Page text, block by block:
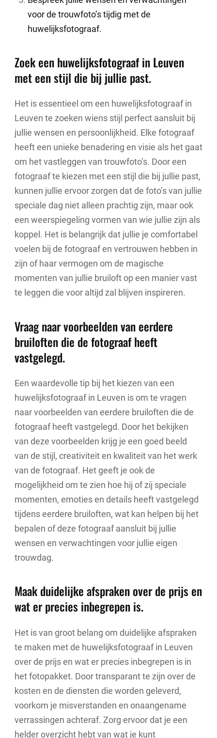
voor de trouwfoto’s tijdig met de
huwelijksfotograaf.
Zoek een huwelijksfotograaf in Leuven
met een stijl die bij jullie past.
Het is essentieel om een huwelijksfotograaf in
Leuven te zoeken wiens stijl perfect aansluit bij
jullie wensen en persoonlijkheid. Elke fotograaf
heeft een unieke benadering en visie als het gaat
om het vastleggen van trouwfoto’s. Door een
fotograaf te kiezen met een stijl die bij jullie past,
kunnen jullie ervoor zorgen dat de foto’s van jullie
speciale dag niet alleen prachtig zijn, maar ook
een weerspiegeling vormen van wie jullie zijn als
koppel. Het is belangrijk dat jullie je comfortabel
voelen bij de fotograaf en vertrouwen hebben in
zijn of haar vermogen om de magische
momenten van jullie bruiloft op een manier vast
te leggen die voor altijd zal blijven inspireren.
Vraag naar voorbeelden van eerdere
bruiloften die de fotograaf heeft
vastgelegd.
Een waardevolle tip bij het kiezen van een
huwelijksfotograaf in Leuven is om te vragen
naar voorbeelden van eerdere bruiloften die de
fotograaf heeft vastgelegd. Door het bekijken
van deze voorbeelden krijg je een goed beeld
van de stijl, creativiteit en kwaliteit van het werk
van de fotograaf. Het geeft je ook de
mogelijkheid om te zien hoe hij of zij speciale
momenten, emoties en details heeft vastgelegd
tijdens eerdere bruiloften, wat kan helpen bij het
bepalen of deze fotograaf aansluit bij jullie
wensen en verwachtingen voor jullie eigen
trouwdag.
Maak duidelijke afspraken over de prijs en
wat er precies inbegrepen is.
Het is van groot belang om duidelijke afspraken
te maken met de huwelijksfotograaf in Leuven
over de prijs en wat er precies inbegrepen is in
het fotopakket. Door transparant te zijn over de
kosten en de diensten die worden geleverd,
voorkom je misverstanden en onaangename
verrassingen achteraf. Zorg ervoor dat je een
helder overzicht hebt van wat je kunt